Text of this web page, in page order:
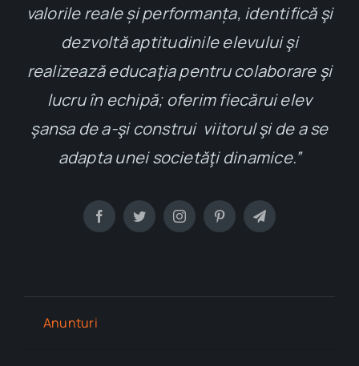
valorile reale și performanța, identifică şi
dezvoltă aptitudinile elevului şi
realizează educaţia pentru colaborare şi
lucru în echipă; oferim fiecărui elev
şansa de a-şi construi viitorul şi de a se
adapta unei societăţi dinamice.”
Anunturi